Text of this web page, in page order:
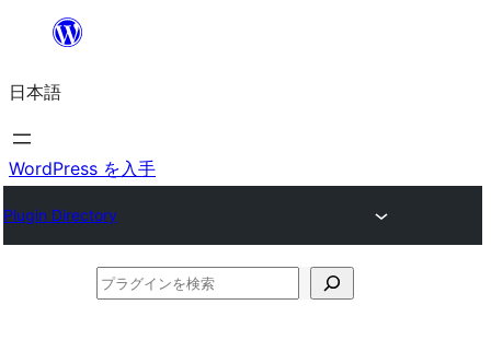
を
ス
キ
プ
日本語
WordPress を入手
Plugin Directory
プ